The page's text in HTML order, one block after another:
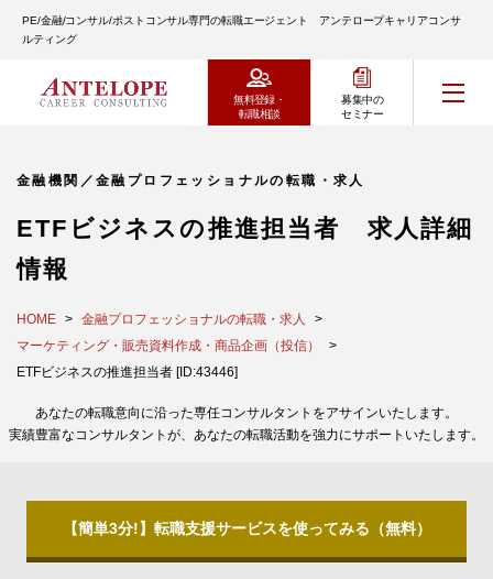
PE/金融/コンサル/ポストコンサル専門の転職エージェント アンテロープキャリアコンサ
ルティング
無料登録・
転職相談
募集中の
セミナー
金融機関／金融プロフェッショナルの転職・求人
ETFビジネスの推進担当者 求人詳細
情報
HOME
金融プロフェッショナルの転職・求人
マーケティング・販売資料作成・商品企画（投信）
ETFビジネスの推進担当者 [ID:43446]
あなたの転職意向に沿った専任コンサルタントをアサインいたします。
実績豊富なコンサルタントが、あなたの転職活動を強力にサポートいたします。
【簡単3分!】転職支援サービスを使ってみる（無料）